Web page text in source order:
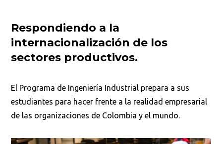
Respondiendo a la
internacionalización de los
sectores productivos.
El Programa de Ingeniería Industrial prepara a sus
estudiantes para hacer frente a la realidad empresarial
de las organizaciones de Colombia y el mundo.